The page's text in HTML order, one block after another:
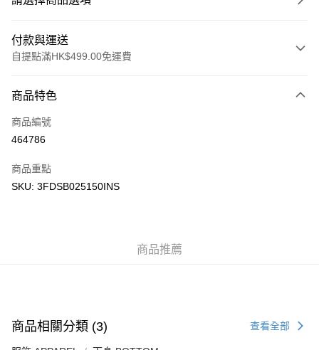
付款與運送
自提點滿HK$499.00免運費
信用卡
Apple Pay
AlipayHK
每筆HK$50.00，滿HK$499.00或以上免運費
商品特色
商品編號
464786
商品重點
SKU: 3FDSB025150INS
商品推薦
商品相關分類 (3) 查看全部